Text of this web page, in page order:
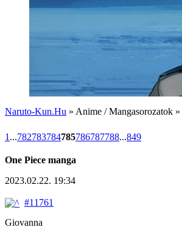
Naruto-Kun.Hu » Anime / Mangasorozatok »
1 ...782783784785786787788...849
One Piece manga
2023.02.22. 19:34
#11761
Giovanna